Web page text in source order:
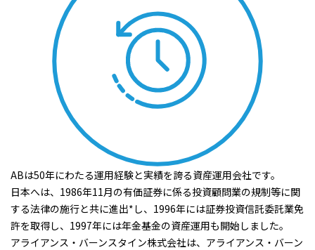
ABは50年にわたる運用経験と実績を誇る資産運用会社です。
日本へは、1986年11月の有価証券に係る投資顧問業の規制等に関
する法律の施行と共に進出*し、1996年には証券投資信託委託業免
許を取得し、1997年には年金基金の資産運用も開始しました。
アライアンス・バーンスタイン株式会社は、アライアンス・バーン